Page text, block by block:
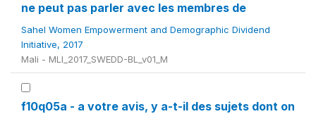
ne peut pas parler avec les membres de
Sahel Women Empowerment and Demographic Dividend
Initiative, 2017
Mali - MLI_2017_SWEDD-BL_v01_M
f10q05a - a votre avis, y a-t-il des sujets dont on